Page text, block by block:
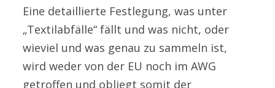
Eine detaillierte Festlegung, was unter
„Textilabfälle“ fällt und was nicht, oder
wieviel und was genau zu sammeln ist,
wird weder von der EU noch im AWG
getroffen und obliegt somit der